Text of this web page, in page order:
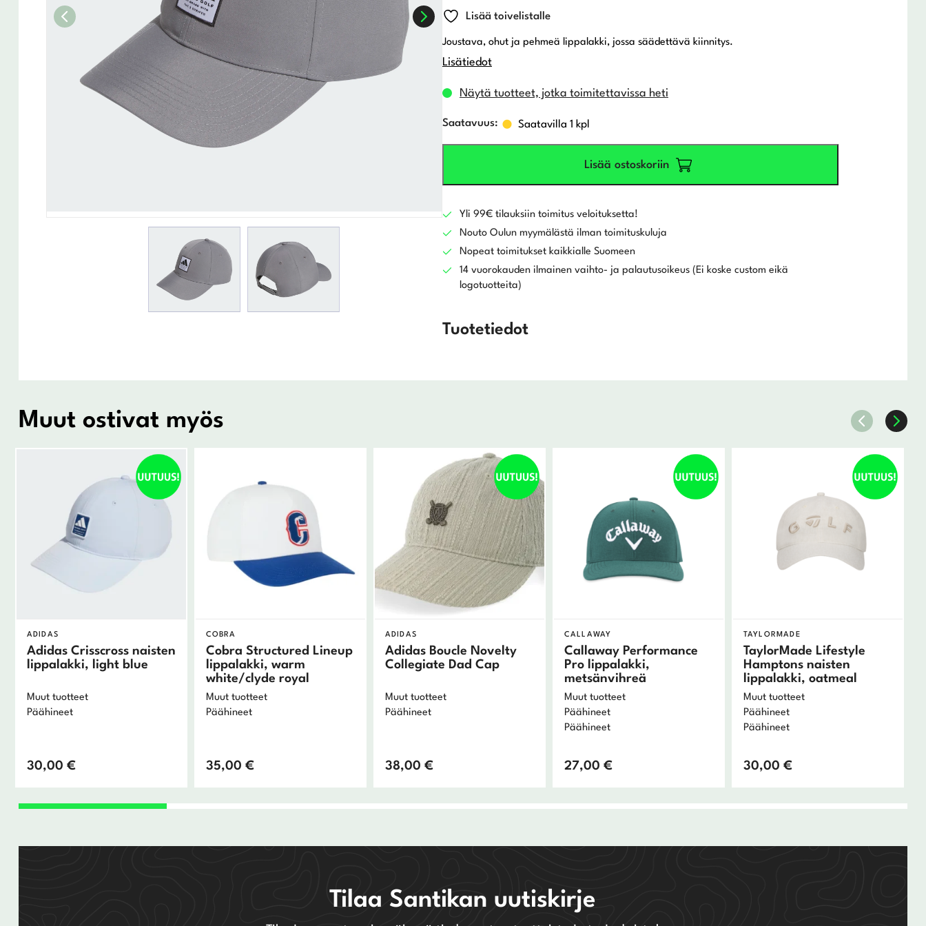
Wedget
Miesten täyssetit
Naisten täyssetit
Naisten aloittelijan setit
Lisää toivelistalle
Joustava, ohut ja pehmeä lippalakki, jossa säädettävä kiinnitys.
Lisätiedot
Näytä tuotteet, jotka toimitettavissa heti
Saatavilla 1 kpl
Lisää ostoskoriin
Yli 99€ tilauksiin toimitus veloituksetta!
Nouto Oulun myymälästä ilman toimituskuluja
Nopeat toimitukset kaikkialle Suomeen
14 vuorokauden ilmainen vaihto- ja palautusoikeus (Ei koske custom eikä
logotuotteita)
Tuotetiedot
Muut ostivat myös
ADIDAS
Adidas Crisscross naisten
lippalakki, light blue
Muut tuotteet
Päähineet
30,00 €
COBRA
Cobra Structured Lineup
lippalakki, warm
white/clyde royal
Muut tuotteet
Päähineet
35,00 €
ADIDAS
Adidas Boucle Novelty
Collegiate Dad Cap
Muut tuotteet
Päähineet
38,00 €
CALLAWAY
Callaway Performance
Pro lippalakki,
metsänvihreä
Muut tuotteet
Päähineet
Päähineet
27,00 €
TAYLORMADE
TaylorMade Lifestyle
Hamptons naisten
lippalakki, oatmeal
Muut tuotteet
Päähineet
Päähineet
30,00 €
Tilaa Santikan uutiskirje